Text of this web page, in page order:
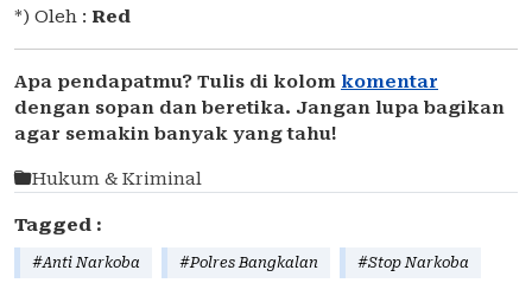
*) Oleh : Red
Apa pendapatmu? Tulis di kolom komentar
dengan sopan dan beretika. Jangan lupa bagikan
agar semakin banyak yang tahu!
Hukum & Kriminal
Tagged :
#Anti Narkoba #Polres Bangkalan #Stop Narkoba